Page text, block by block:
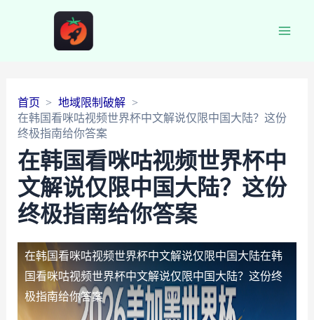
首页
地域限制破解
在韩国看咪咕视频世界杯中文解说仅限中国大陆？这份
终极指南给你答案
在韩国看咪咕视频世界杯中
文解说仅限中国大陆？这份
终极指南给你答案
在韩国看咪咕视频世界杯中文解说仅限中国大陆在韩
国看咪咕视频世界杯中文解说仅限中国大陆？这份终
极指南给你答案